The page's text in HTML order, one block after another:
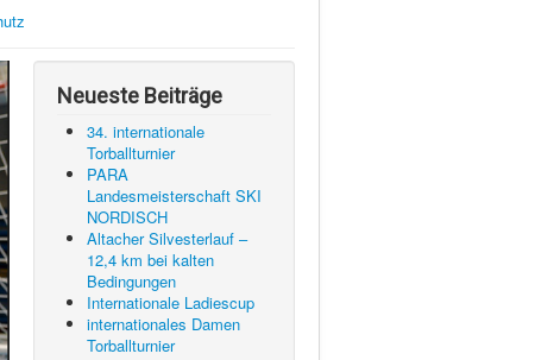
Neueste Beiträge
34. internationale
Torballturnier
PARA
Landesmeisterschaft SKI
NORDISCH
Altacher Silvesterlauf –
12,4 km bei kalten
Bedingungen
Internationale Ladiescup
internationales Damen
Torballturnier